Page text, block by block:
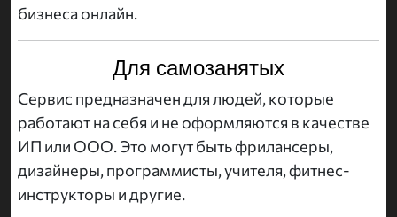
бизнеса онлайн.
Для самозанятых
Сервис предназначен для людей, которые
работают на себя и не оформляются в качестве
ИП или ООО. Это могут быть фрилансеры,
дизайнеры, программисты, учителя, фитнес-
инструкторы и другие.